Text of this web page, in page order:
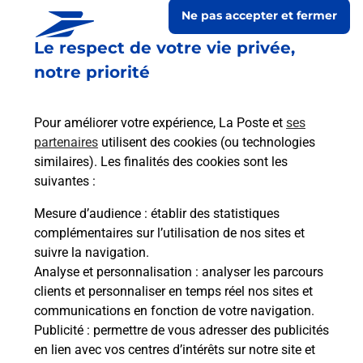
Le respect de votre vie privée,
notre priorité
Pour améliorer votre expérience, La Poste et ses
partenaires utilisent des cookies (ou technologies
similaires). Les finalités des cookies sont les
suivantes :
Mesure d’audience : établir des statistiques
complémentaires sur l’utilisation de nos sites et
suivre la navigation.
Analyse et personnalisation : analyser les parcours
clients et personnaliser en temps réel nos sites et
communications en fonction de votre navigation.
Publicité : permettre de vous adresser des publicités
en lien avec vos centres d’intérêts sur notre site et
Ne pas accepter et fermer
Prochaine collecte du courrierlundià 09h00
45 Route D Urgons
40320 Puyol Cazalet
Itinéraire
Le lien s'ouvre dans un nouvel onglet